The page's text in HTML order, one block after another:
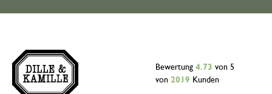
Bewertung 4.73 von 5
von 2019 Kunden